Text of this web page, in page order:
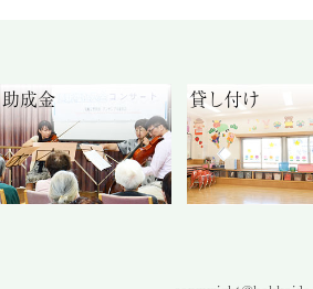
助成金 貸し付け